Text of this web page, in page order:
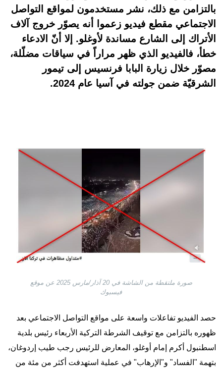
بالتزامن مع ذلك، نشر مستخدمون لمواقع التواصل
الاجتماعي مقطع فيديو زعموا أنه يصوّر خروج آلاف
الأتراك إلى الشارع مساندة لأوغلو. إلا أنّ الادعاء
خطأ، فالفيديو الذي ظهر مراراً في سياقات مضلّلة،
مصوّر خلال زيارة البابا فرنسيس إلى تيمور
الشرقيّة ضمن جولته في آسيا عام 2024.
Image
صورة ملتقطة من الشاشة في 20 آذار/مارس 2025 عن موقع
فيسبوك
حصد الفيديو تفاعلات واسعة على مواقع التواصل الاجتماعي بعد
ظهوره بالتزامن مع توقيف الشرطة التركية الأربعاء رئيس بلدية
اسطنبول أكرم إمام أوغلو، المعارض للرئيس رجب طيب إردوغان،
بتهمة "الفساد" و"الإرهاب" في عملية استهدفت أكثر من مئة من